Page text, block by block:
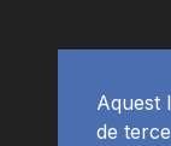
Aquest
de